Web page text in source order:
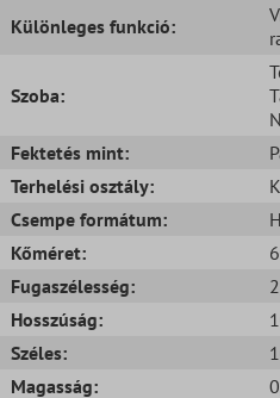
Különleges funkció:
Szoba:
Fektetés mint:
Terhelési osztály:
Csempe formátum:
Kőméret:
Fugaszélesség:
Hosszúság:
Széles:
Magasság: